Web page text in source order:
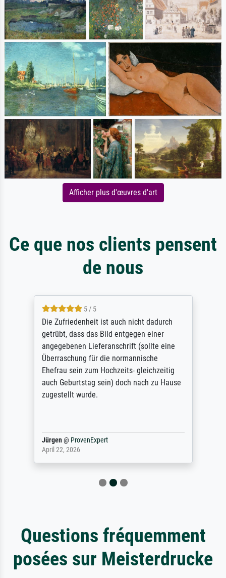
Afficher plus d'œuvres d'art
Ce que nos clients pensent
de nous
5 / 5
Die Zufriedenheit ist auch nicht dadurch
getrübt, dass das Bild entgegen einer
angegebenen Lieferanschrift (sollte eine
Überraschung für die normannische
Ehefrau sein zum Hochzeits- gleichzeitig
auch Geburtstag sein) doch nach zu Hause
zugestellt wurde.
Jürgen@ ProvenExpert
April 22, 2026
Questions fréquemment
posées sur Meisterdrucke